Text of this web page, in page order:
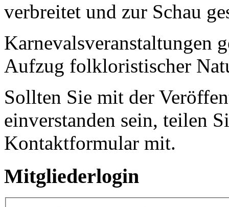
verbreitet und zur Schau
Karnevalsveranstaltungen
Aufzug folkloristischer
Sollten Sie mit der
einverstanden sein, teilen
Kontaktformular mit.
Mitgliederlogin